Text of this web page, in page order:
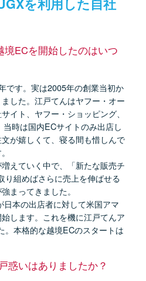
を利用した自社
ECを開始したのはいつ
です。実は2005年の創業当初か
した。江戸てんはヤフー・オー
イト、ヤフー・ショッピング、
時は国内ECサイトのみ出店し
が嬉しくて、寝る間も惜しんで
えていく中で、「新たな販売チ
り組めばさらに売上を伸ばせる
まってきました。
本の出店者に対して米国アマ
します。これを機に江戸てんア
。本格的な越境ECのスタートは
惑いはありましたか？